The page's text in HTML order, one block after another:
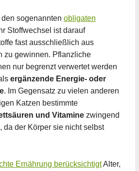
sogenannten obligaten
Stoffwechsel ist darauf
fast ausschließlich aus
zu gewinnen. Pflanzliche
nur begrenzt verwertet werden
ergänzende Energie- oder
. Im Gegensatz zu vielen anderen
Katzen bestimmte
und Vitamine zwingend
da der Körper sie nicht selbst
Ernährung berücksichtigtAlter,